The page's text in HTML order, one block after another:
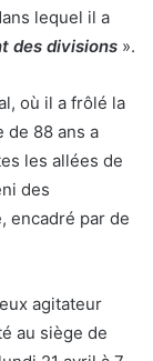
lequel il a
des divisions ».
où il a frôlé la
de 88 ans a
les allées de
des
encadré par de
agitateur
au siège de